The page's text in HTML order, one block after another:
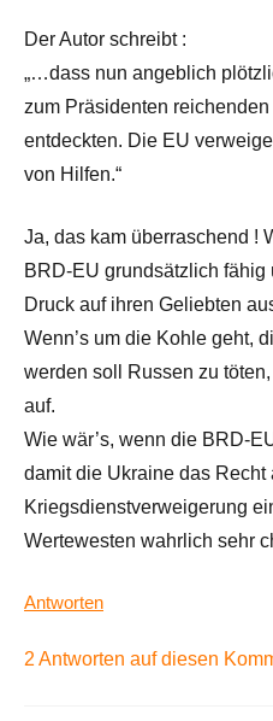
Der Autor schreibt :
„…dass nun angeblich
zum Präsidenten
entdeckten. Die EU
von Hilfen.“
Ja, das kam überraschend !
BRD-EU grundsätzlich
Druck auf ihren Geliebten
Wenn’s um die Kohle geht,
werden soll Russen zu
auf.
Wie wär’s, wenn die BRD-
damit die Ukraine das Recht
Kriegsdienstverweigerung
Wertewesten wahrlich sehr
Antworten
2 Antworten auf diesen